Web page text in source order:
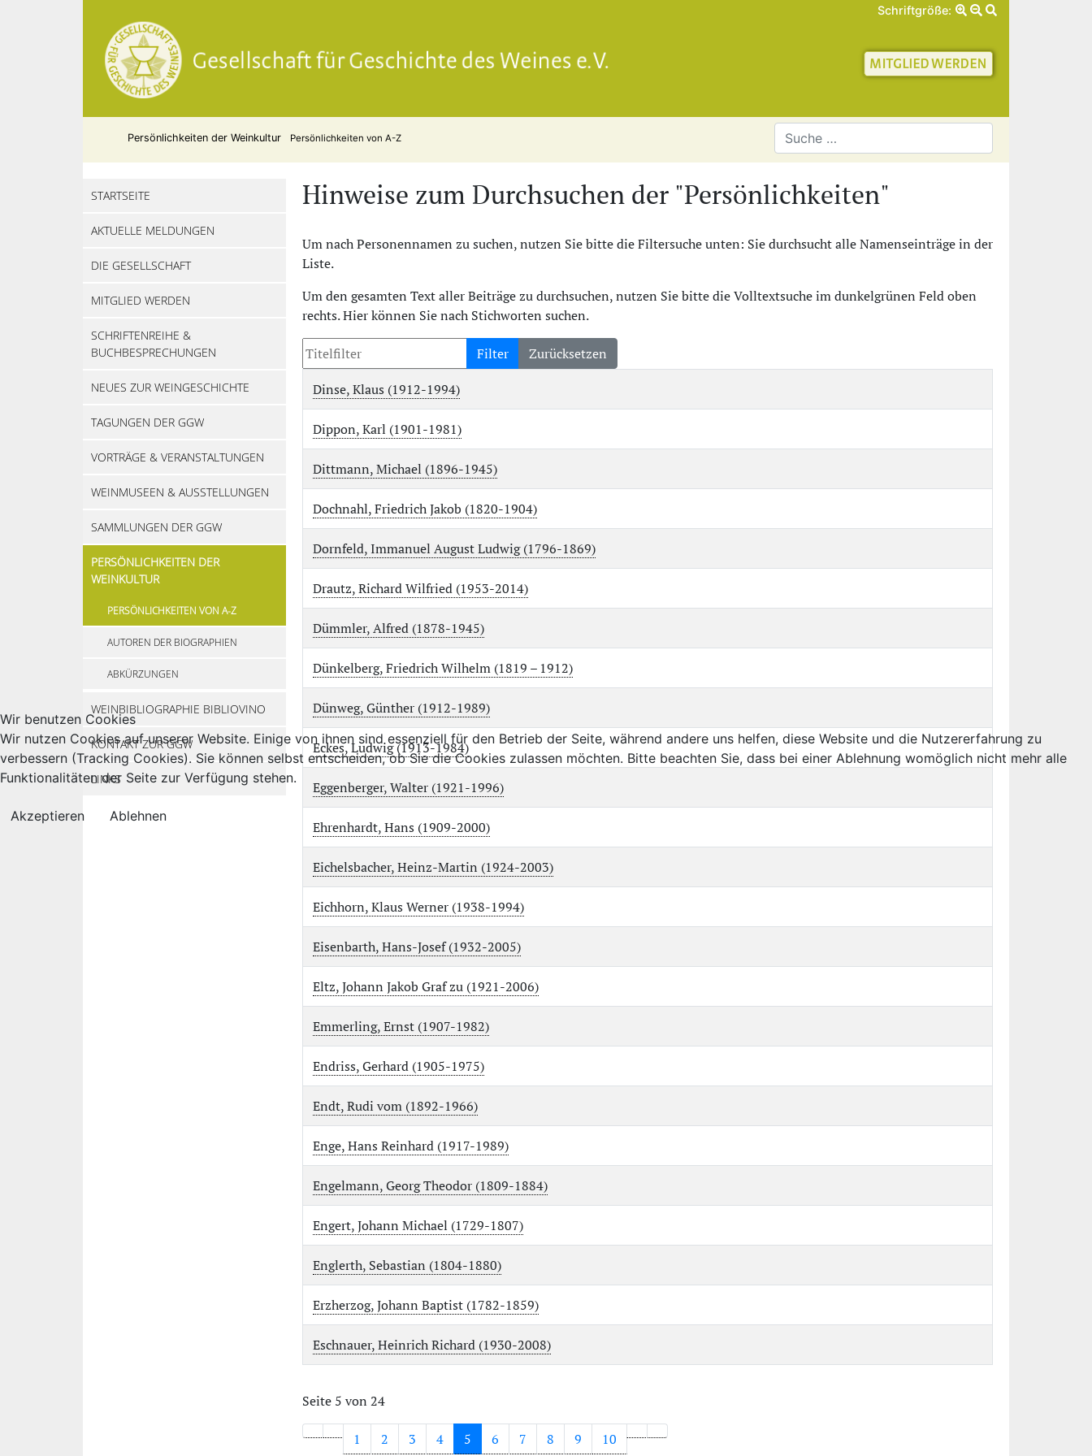
Schriftgröße:
Gesellschaft für Geschichte
Persönlichkeiten der Weinkultur Persönlichkeiten von A-Z
STARTSEITE
AKTUELLE MELDUNGEN
DIE GESELLSCHAFT
MITGLIED WERDEN
SCHRIFTENREIHE &
BUCHBESPRECHUNGEN
NEUES ZUR WEINGESCHICHTE
TAGUNGEN DER GGW
VORTRÄGE & VERANSTALTUNGEN
WEINMUSEEN & AUSSTELLUNGEN
SAMMLUNGEN DER GGW
PERSÖNLICHKEITEN DER
WEINKULTUR
PERSÖNLICHKEITEN VON A-Z
AUTOREN DER BIOGRAPHIEN
ABKÜRZUNGEN
WEINBIBLIOGRAPHIE BIBLIOVINO
KONTAKT ZUR GGW
LINKS
Hinweise zum Durchsuchen der "Persönlichkeiten"
Um nach Personennamen zu suchen, nutzen Sie bitte die Filtersuche unten: Sie durchsucht alle Namenseinträge in der
Liste.
Um den gesamten Text aller Beiträge zu durchsuchen, nutzen Sie bitte die Volltextsuche im dunkelgrünen Feld oben
rechts. Hier können Sie nach Stichworten suchen.
Filter
Zurücksetzen
Dinse, Klaus (1912-1994)
Dippon, Karl (1901-1981)
Dittmann, Michael (1896-1945)
Dochnahl, Friedrich Jakob (1820-1904)
Dornfeld, Immanuel August Ludwig (1796-1869)
Drautz, Richard Wilfried (1953-2014)
Dümmler, Alfred (1878-1945)
Dünkelberg, Friedrich Wilhelm (1819 – 1912)
Dünweg, Günther (1912-1989)
Eckes, Ludwig (1913-1984)
Eggenberger, Walter (1921-1996)
Ehrenhardt, Hans (1909-2000)
Eichelsbacher, Heinz-Martin (1924-2003)
Eichhorn, Klaus Werner (1938-1994)
Eisenbarth, Hans-Josef (1932-2005)
Eltz, Johann Jakob Graf zu (1921-2006)
Emmerling, Ernst (1907-1982)
Endriss, Gerhard (1905-1975)
Endt, Rudi vom (1892-1966)
Enge, Hans Reinhard (1917-1989)
Engelmann, Georg Theodor (1809-1884)
Engert, Johann Michael (1729-1807)
Englerth, Sebastian (1804-1880)
Erzherzog, Johann Baptist (1782-1859)
Eschnauer, Heinrich Richard (1930-2008)
Seite 5 von 24
1 2 3 4 5 6 7 8 9 10
Wir benutzen Cookies
Wir nutzen Cookies auf unserer Website. Einige von ihnen sind essenziell für den Betrieb der Seite, während andere uns helfen, diese Website und die Nutzererfahrung zu
verbessern (Tracking Cookies). Sie können selbst entscheiden, ob Sie die Cookies zulassen möchten. Bitte beachten Sie, dass bei einer Ablehnung womöglich nicht mehr alle
Funktionalitäten der Seite zur Verfügung stehen.
Akzeptieren Ablehnen